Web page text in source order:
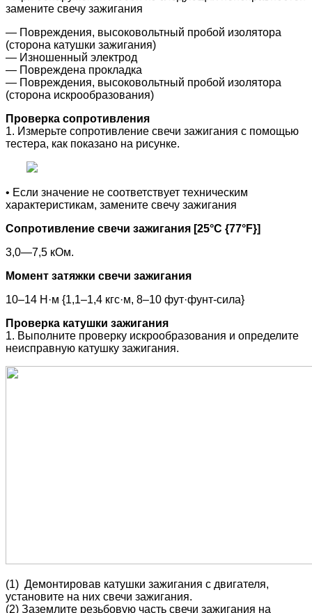
замените свечу зажигания
― Повреждения, высоковольтный пробой изолятора
(сторона катушки зажигания)
― Изношенный электрод
― Повреждена прокладка
― Повреждения, высоковольтный пробой изолятора
(сторона искрообразования)
Проверка сопротивления
1. Измерьте сопротивление свечи зажигания с помощью
тестера, как показано на рисунке.
• Если значение не соответствует техническим
характеристикам, замените свечу зажигания
Сопротивление свечи зажигания [25°C {77°F}]
3,0—7,5 кОм.
Момент затяжки свечи зажигания
10–14 Н·м {1,1–1,4 кгс·м, 8–10 фут·фунт-сила}
Проверка катушки зажигания
1. Выполните проверку искрообразования и определите
неисправную катушку зажигания.
(1) Демонтировав катушки зажигания с двигателя,
установите на них свечи зажигания.
(2) Заземлите резьбовую часть свечи зажигания на